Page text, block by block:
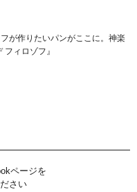
が作りたいパンがここに。神楽
フィロゾフ』
ページを
さい